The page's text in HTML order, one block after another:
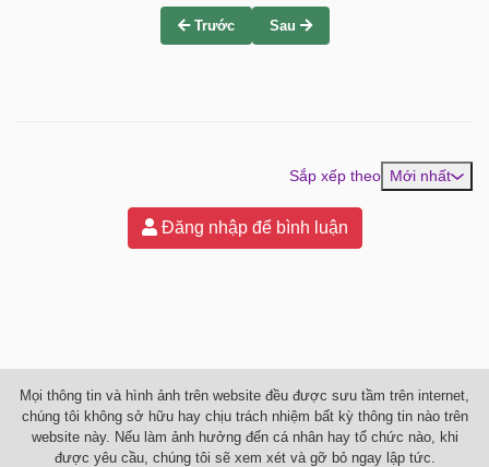
Trước Sau
Sắp xếp theo Mới nhất
Đăng nhập để bình luận
Mọi thông tin và hình ảnh trên website đều được sưu tầm trên internet,
chúng tôi không sở hữu hay chịu trách nhiệm bất kỳ thông tin nào trên
website này. Nếu làm ảnh hưởng đến cá nhân hay tổ chức nào, khi
được yêu cầu, chúng tôi sẽ xem xét và gỡ bỏ ngay lập tức.